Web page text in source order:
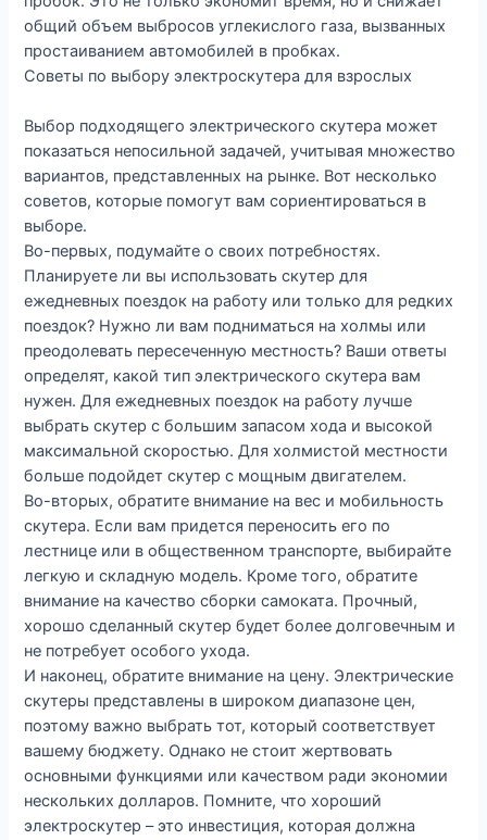
общий объем выбросов углекислого газа, вызванных
простаиванием автомобилей в пробках.
Советы по выбору электроскутера для взрослых
Выбор подходящего электрического скутера может
показаться непосильной задачей, учитывая множество
вариантов, представленных на рынке. Вот несколько
советов, которые помогут вам сориентироваться в
выборе.
Во-первых, подумайте о своих потребностях.
Планируете ли вы использовать скутер для
ежедневных поездок на работу или только для редких
поездок? Нужно ли вам подниматься на холмы или
преодолевать пересеченную местность? Ваши ответы
определят, какой тип электрического скутера вам
нужен. Для ежедневных поездок на работу лучше
выбрать скутер с большим запасом хода и высокой
максимальной скоростью. Для холмистой местности
больше подойдет скутер с мощным двигателем.
Во-вторых, обратите внимание на вес и мобильность
скутера. Если вам придется переносить его по
лестнице или в общественном транспорте, выбирайте
легкую и складную модель. Кроме того, обратите
внимание на качество сборки самоката. Прочный,
хорошо сделанный скутер будет более долговечным и
не потребует особого ухода.
И наконец, обратите внимание на цену. Электрические
скутеры представлены в широком диапазоне цен,
поэтому важно выбрать тот, который соответствует
вашему бюджету. Однако не стоит жертвовать
основными функциями или качеством ради экономии
нескольких долларов. Помните, что хороший
электроскутер – это инвестиция, которая должна